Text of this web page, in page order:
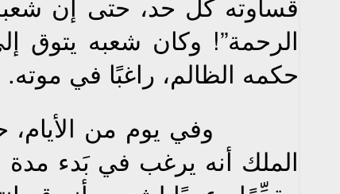
الرحمة”! وكان شعبه يتوق
حكمه الظالم، راغبًا في موته.
وفي يوم من الأيام،
الملك أنه يرغب في بَدء مدة